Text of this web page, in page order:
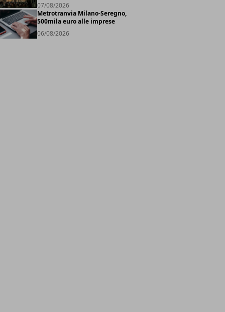
07/08/2026
Metrotranvia Milano-Seregno,
500mila euro alle imprese
06/08/2026